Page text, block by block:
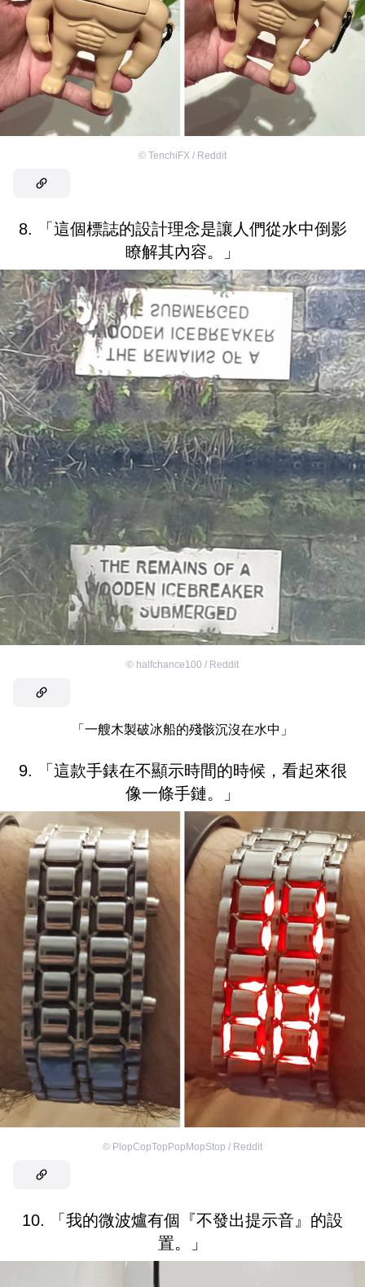
© TenchiFX / Reddit
8. 「這個標誌的設計理念是讓人們從水中倒影
瞭解其內容。」
© halfchance100 / Reddit
「一艘木製破冰船的殘骸沉沒在水中」
9. 「這款手錶在不顯示時間的時候，看起來很
像一條手鏈。」
© PlopCopTopPopMopStop / Reddit
10. 「我的微波爐有個『不發出提示音』的設
置。」